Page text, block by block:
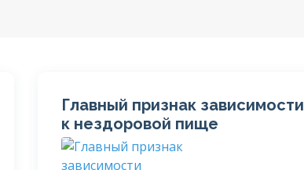
Главный признак зависимости
к нездоровой пище